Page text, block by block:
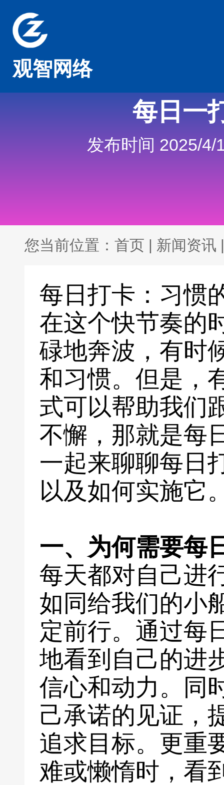
观智网络
每日一
发布时间 2025/4/
您当前位置： 首页 | 新闻资讯 |
每日打卡：习惯
在这个快节奏的
碌地奔波，有时
和习惯。但是，
式可以帮助我们
不懈，那就是每
一起来聊聊每日
以及如何实施它
一、为何需要每
每天都对自己进
如同给我们的小
定前行。通过每
地看到自己的进
信心和动力。同
己承诺的见证，
追求目标。更重
难或懒惰时，看